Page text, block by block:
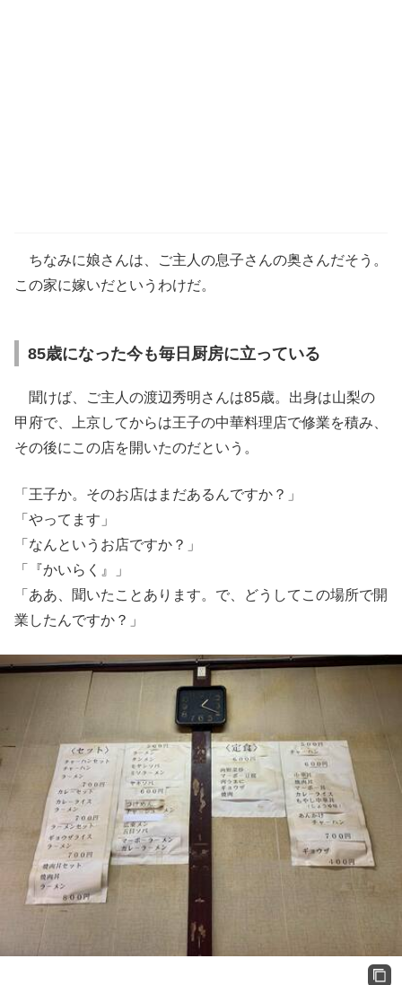
ちなみに娘さんは、ご主人の息子さんの奥さんだそう。
この家に嫁いだというわけだ。
85歳になった今も毎日厨房に立っている
聞けば、ご主人の渡辺秀明さんは85歳。出身は山梨の
甲府で、上京してからは王子の中華料理店で修業を積み、
その後にこの店を開いたのだという。
「王子か。そのお店はまだあるんですか？」
「やってます」
「なんというお店ですか？」
「『かいらく』」
「ああ、聞いたことあります。で、どうしてこの場所で開
業したんですか？」